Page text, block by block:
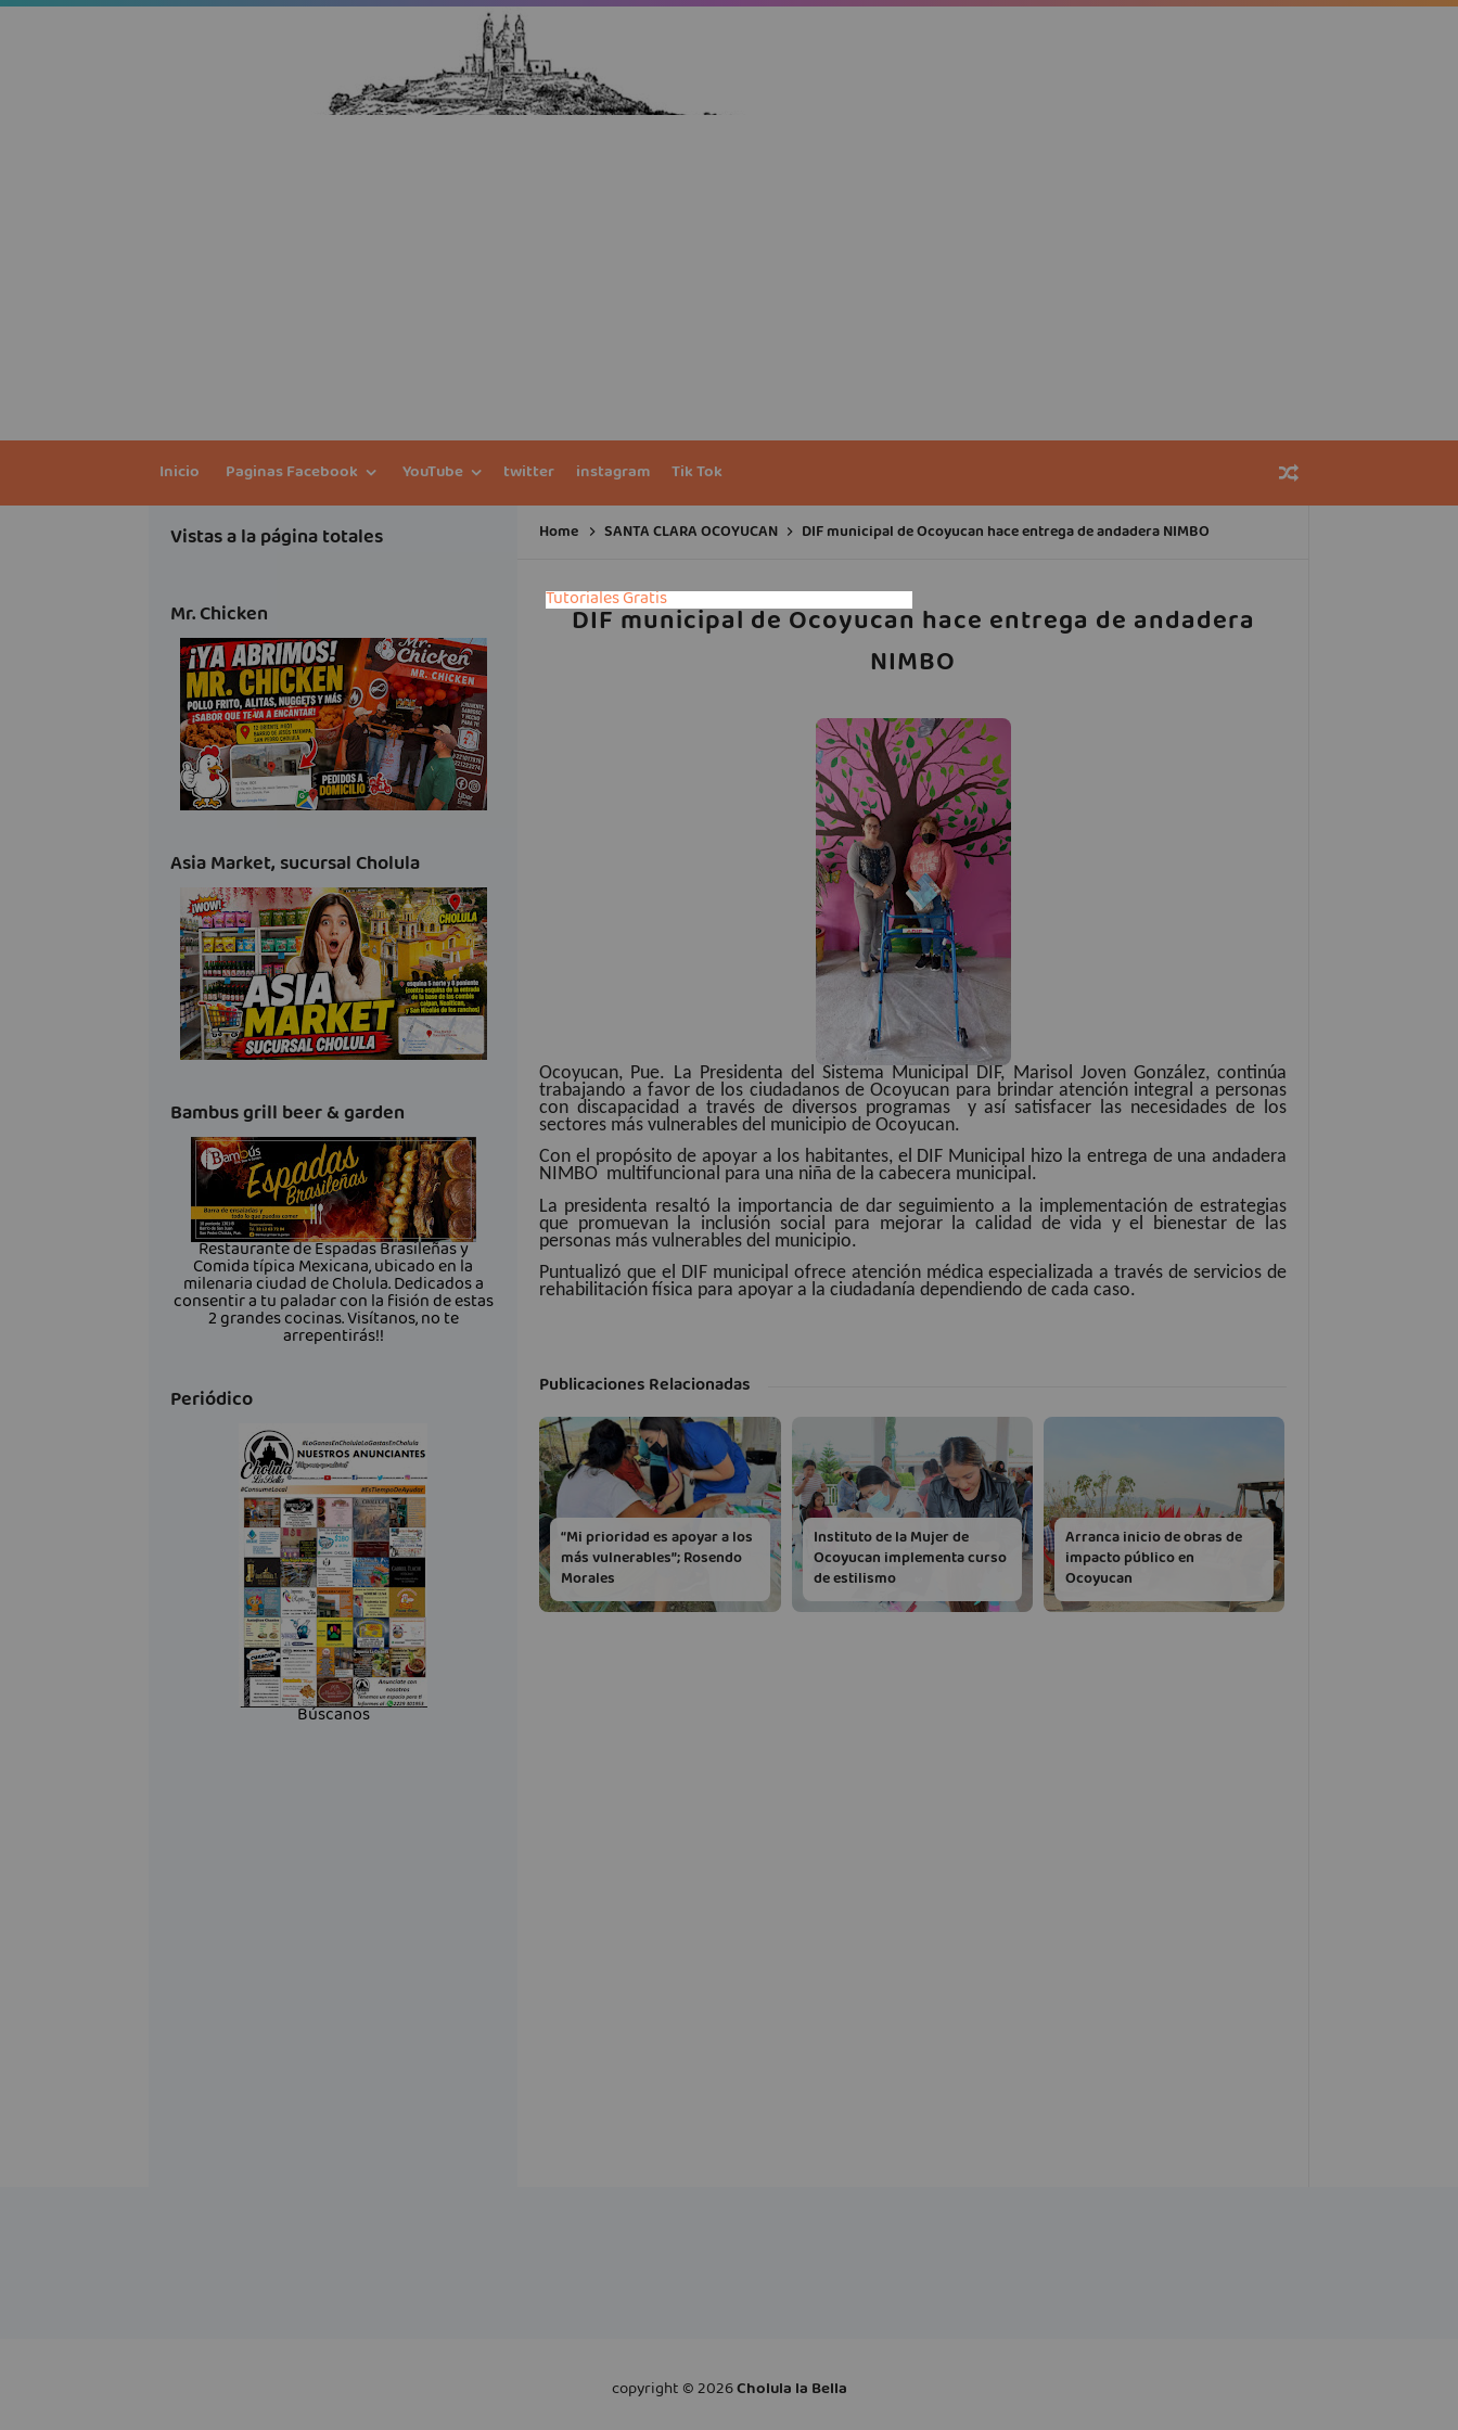
Inicio Paginas Facebook YouTube twitter instagram Tik Tok
Home SANTA CLARA OCOYUCAN DIF municipal de Ocoyucan hace entrega de andadera NIMBO
DIF municipal de Ocoyucan hace entrega de andadera
NIMBO
Ocoyucan, Pue. La Presidenta del Sistema Municipal DIF, Marisol Joven González, continúa
trabajando a favor de los ciudadanos de Ocoyucan para brindar atención integral a personas
con discapacidad a través de diversos programas y así satisfacer las necesidades de los
sectores más vulnerables del municipio de Ocoyucan.
Con el propósito de apoyar a los habitantes, el DIF Municipal hizo la entrega de una andadera
NIMBO multifuncional para una niña de la cabecera municipal.
La presidenta resaltó la importancia de dar seguimiento a la implementación de estrategias
que promuevan la inclusión social para mejorar la calidad de vida y el bienestar de las
personas más vulnerables del municipio.
Puntualizó que el DIF municipal ofrece atención médica especializada a través de servicios de
rehabilitación física para apoyar a la ciudadanía dependiendo de cada caso.
Publicaciones Relacionadas
“Mi prioridad es apoyar a los
más vulnerables”; Rosendo
Morales
Instituto de la Mujer de
Ocoyucan implementa curso
de estilismo
Arranca inicio de obras de
impacto público en
Ocoyucan
Vistas a la página totales
Mr. Chicken
Asia Market, sucursal Cholula
Bambus grill beer & garden
Restaurante de Espadas Brasileñas y
Comida típica Mexicana, ubicado en la
milenaria ciudad de Cholula. Dedicados a
consentir a tu paladar con la fisión de estas
2 grandes cocinas. Visítanos, no te
arrepentirás!!
Periódico
Búscanos
copyright ©2026Cholula la Bella
Tutoriales Gratis